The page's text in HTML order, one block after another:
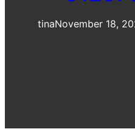
tinaNovember 18,